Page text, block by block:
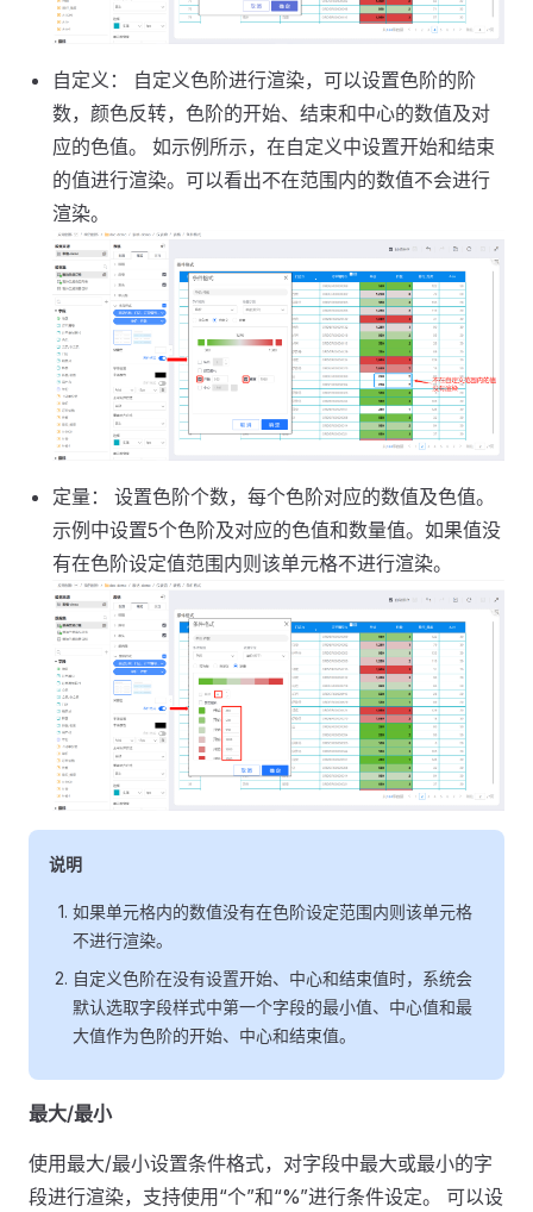
自定义： 自定义色阶进行渲染，可以设置色阶的阶
数，颜色反转，色阶的开始、结束和中心的数值及对
应的色值。 如示例所示，在自定义中设置开始和结束
的值进行渲染。可以看出不在范围内的数值不会进行
渲染。
定量： 设置色阶个数，每个色阶对应的数值及色值。
示例中设置5个色阶及对应的色值和数量值。如果值没
有在色阶设定值范围内则该单元格不进行渲染。
说明
如果单元格内的数值没有在色阶设定范围内则该单元格
不进行渲染。
自定义色阶在没有设置开始、中心和结束值时，系统会
默认选取字段样式中第一个字段的最小值、中心值和最
大值作为色阶的开始、中心和结束值。
最大/最小
使用最大/最小设置条件格式，对字段中最大或最小的字
段进行渲染，支持使用“个”和“%”进行条件设定。 可以设